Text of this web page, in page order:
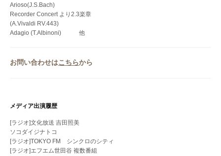
Arioso(J.S.Bach)
Recorder Concert より2.3楽章
(A.Vivaldi RV.443)
Adagio (T.Albinoni) 他
お問い合わせはこちらから
メディア出演履歴
[ラジオ]文化放送 吉田照美
ソコダイジナトコ
[ラジオ]TOKYO FM シンクロのシティ
[ラジオ]エフエム世田谷 複数番組